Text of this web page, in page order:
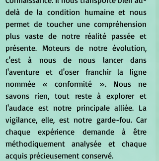
delà de la condition humaine et nous
permet de toucher une compréhension
plus vaste de notre réalité passée et
présente. Moteurs de notre évolution,
c'est à nous de nous lancer dans
l'aventure et d'oser franchir la ligne
nommée « conformité ». Nous ne
savons rien, tout reste à explorer et
l'audace est notre principale alliée. La
vigilance, elle, est notre garde-fou. Car
chaque expérience demande à être
méthodiquement analysée et chaque
acquis précieusement conservé.